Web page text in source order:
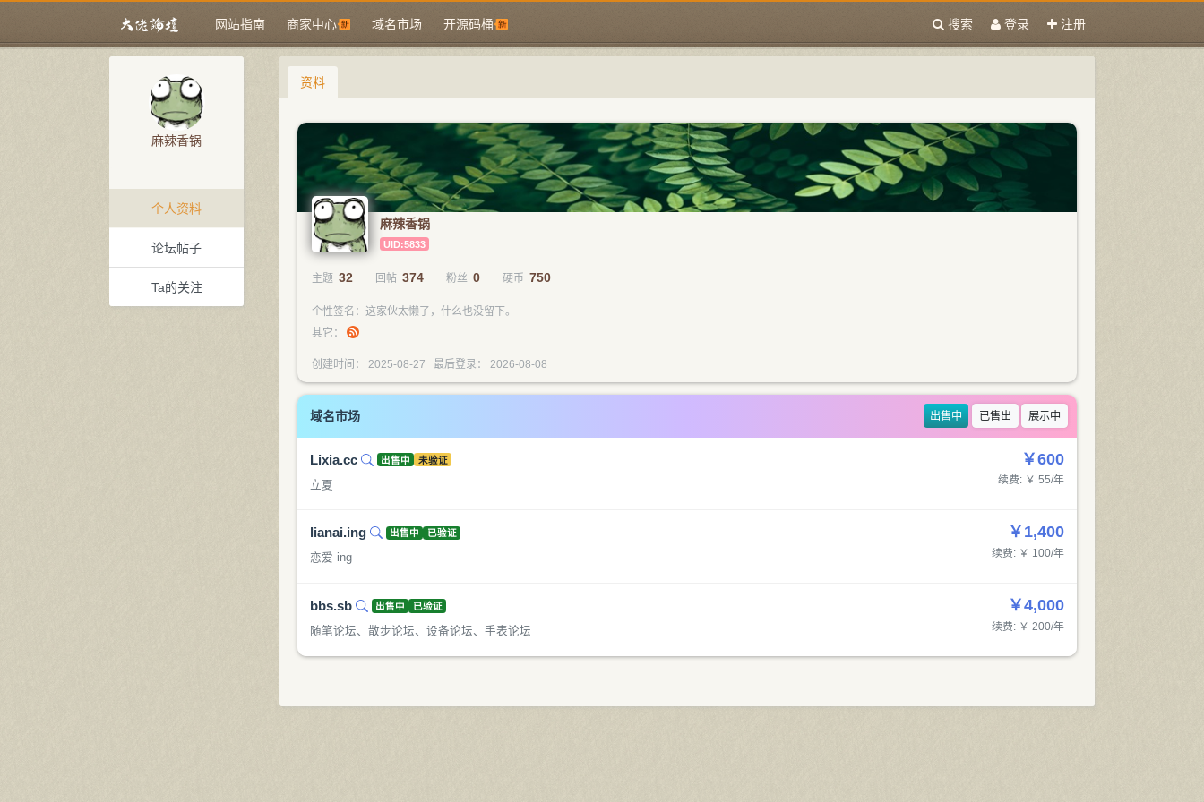
网站指南 商家中心 域名市场 开源码桶 搜索 登录 注册
麻辣香锅
个人资料
论坛帖子
Ta的关注
资料
麻辣香锅
UID:5833
主题 32 回帖 374 粉丝 0 硬币 750
个性签名：这家伙太懒了，什么也没留下。
其它：
创建时间： 2025-08-27 最后登录： 2026-08-08
域名市场 出售中 已售出 展示中
Lixia.cc 出售中 未验证
立夏
￥600
续费: ￥ 55/年
lianai.ing 出售中 已验证
恋爱 ing
￥1,400
续费: ￥ 100/年
bbs.sb 出售中 已验证
随笔论坛、散步论坛、设备论坛、手表论坛
￥4,000
续费: ￥ 200/年